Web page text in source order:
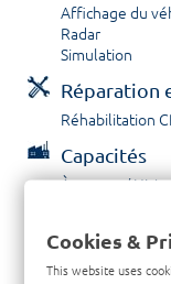
Affichage du
Radar
Simulation
Réparation
Réhabilitation
Capacités
À propos /
Contactez
Cookies &
This website uses